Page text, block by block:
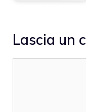
Lascia un